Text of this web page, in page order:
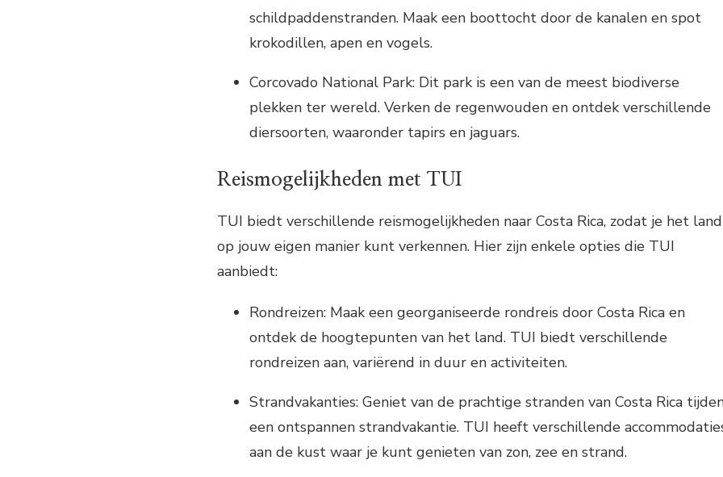
schildpaddenstranden. Maak een boottocht door de kanalen en spot
krokodillen, apen en vogels.
Corcovado National Park: Dit park is een van de meest biodiverse
plekken ter wereld. Verken de regenwouden en ontdek verschillende
diersoorten, waaronder tapirs en jaguars.
Reismogelijkheden met TUI
TUI biedt verschillende reismogelijkheden naar Costa Rica, zodat je het land
op jouw eigen manier kunt verkennen. Hier zijn enkele opties die TUI
aanbiedt:
Rondreizen: Maak een georganiseerde rondreis door Costa Rica en
ontdek de hoogtepunten van het land. TUI biedt verschillende
rondreizen aan, variërend in duur en activiteiten.
Strandvakanties: Geniet van de prachtige stranden van Costa Rica
een ontspannen strandvakantie. TUI heeft verschillende
aan de kust waar je kunt genieten van zon, zee en strand.